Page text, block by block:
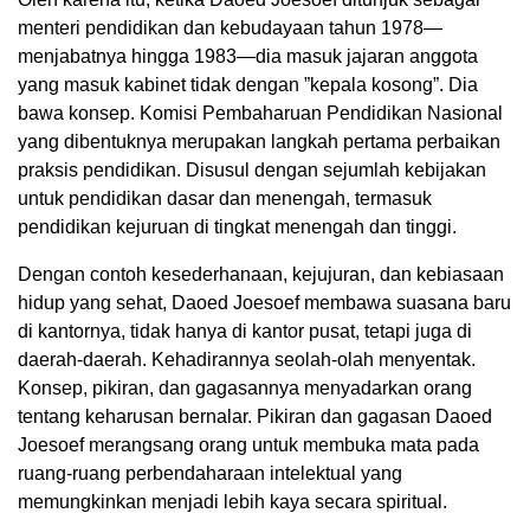
menteri pendidikan dan kebudayaan tahun 1978—
menjabatnya hingga 1983—dia masuk jajaran anggota
yang masuk kabinet tidak dengan ”kepala kosong”. Dia
bawa konsep. Komisi Pembaharuan Pendidikan Nasional
yang dibentuknya merupakan langkah pertama perbaikan
praksis pendidikan. Disusul dengan sejumlah kebijakan
untuk pendidikan dasar dan menengah, termasuk
pendidikan kejuruan di tingkat menengah dan tinggi.
Dengan contoh kesederhanaan, kejujuran, dan kebiasaan
hidup yang sehat, Daoed Joesoef membawa suasana baru
di kantornya, tidak hanya di kantor pusat, tetapi juga di
daerah-daerah. Kehadirannya seolah-olah menyentak.
Konsep, pikiran, dan gagasannya menyadarkan orang
tentang keharusan bernalar. Pikiran dan gagasan Daoed
Joesoef merangsang orang untuk membuka mata pada
ruang-ruang perbendaharaan intelektual yang
memungkinkan menjadi lebih kaya secara spiritual.